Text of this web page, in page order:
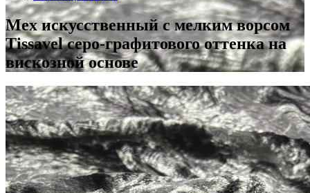
Мех искусственный с мелким ворсом
Tissavel серо-графитового оттенка на
вискозной основе